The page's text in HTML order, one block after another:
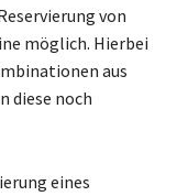
von
möglich. Hierbei
aus
diese noch
eines